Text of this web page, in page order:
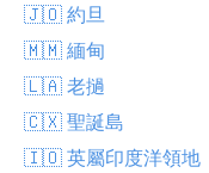
🇯🇴 約旦
🇲🇲 緬甸
🇱🇦 老撾
🇨🇽 聖誕島
🇮🇴 英屬印度洋領地